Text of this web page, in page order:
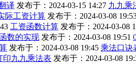
译 发布于：2024-03-15 14:27 九九乘
际工资计算 发布于：2024-03-08
工资函数计算 发布于：2024-03-08
数的实现 发布于：2024-03-08 19:51
发布于：2024-03-08 19:45 乘法口诀
印九九乘法表 发布于：2024-03-08